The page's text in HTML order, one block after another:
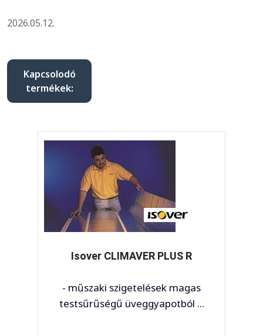
2026.05.12.
Kapcsolodó
termékek:
Isover CLIMAVER PLUS R
- műszaki szigetelések magas
testsűrűségű üveggyapotból ...